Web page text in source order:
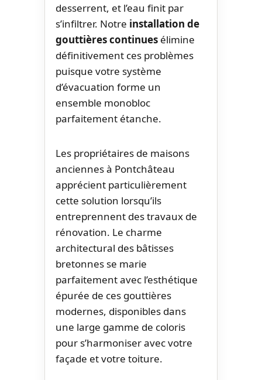
desserrent, et l’eau finit par
s’infiltrer. Notre installation de
gouttières continues élimine
définitivement ces problèmes
puisque votre système
d’évacuation forme un
ensemble monobloc
parfaitement étanche.
Les propriétaires de maisons
anciennes à Pontchâteau
apprécient particulièrement
cette solution lorsqu’ils
entreprennent des travaux de
rénovation. Le charme
architectural des bâtisses
bretonnes se marie
parfaitement avec l’esthétique
épurée de ces gouttières
modernes, disponibles dans
une large gamme de coloris
pour s’harmoniser avec votre
façade et votre toiture.